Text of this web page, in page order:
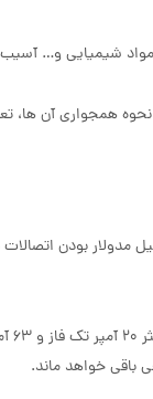
مواد شیمیایی و…
نحوه همجواری آن
مدولار بودن
باقی خواهد ماند.